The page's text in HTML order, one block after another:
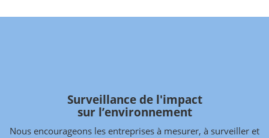
Surveillance de l'impact
sur l’environnement
Nous encourageons les entreprises à mesurer, à surveiller et